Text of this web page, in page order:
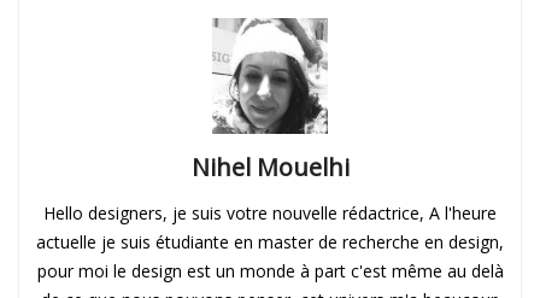
Nihel Mouelhi
Hello designers, je suis votre nouvelle rédactrice, A l'heure
actuelle je suis étudiante en master de recherche en design,
pour moi le design est un monde à part c'est même au delà